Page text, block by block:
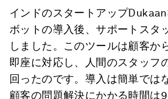
インドのスタートアップ
ボットの導入後、サポートスタ
しました。このツールは顧客か
即座に対応し、人間のスタッフ
回ったのです。導入は簡単では
顧客の問題解決にかかる時間は